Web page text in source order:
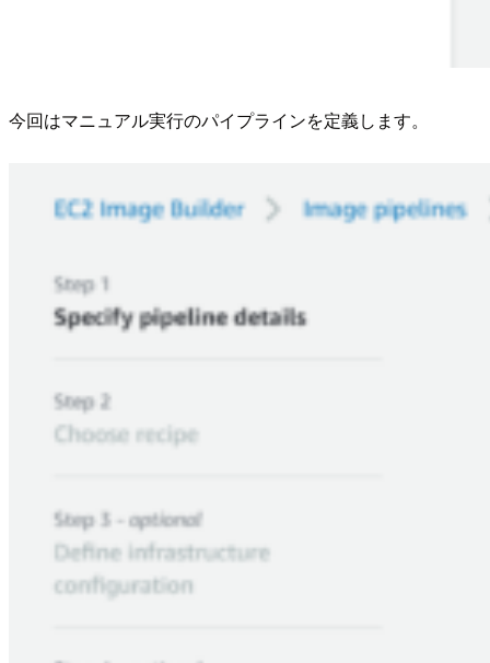
今回はマニュアル実行のパイプラインを定義します。